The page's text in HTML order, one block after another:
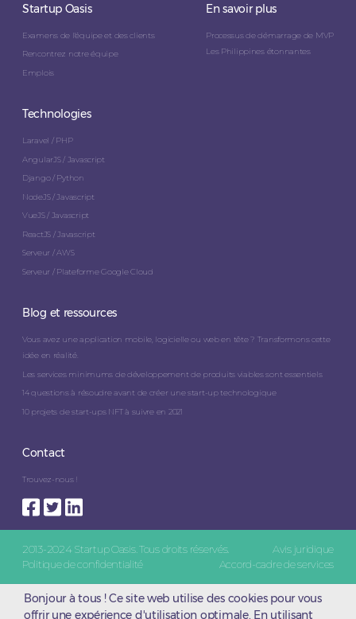
Startup Oasis
Examens de l'équipe et des clients
Rencontrez notre équipe
Emplois
En savoir plus
Processus de démarrage de MVP
Les Philippines étonnantes
Technologies
Laravel / PHP
AngularJS / Javascript
Django / Python
NodeJS / Javascript
VueJS / Javascript
ReactJS / Javascript
Serveur / AWS
Serveur / Plateforme Google Cloud
Blog et ressources
Vous avez une application mobile, logicielle ou web en tête ? Transformons cette
idée en réalité.
Les services minimums de développement de produits viables sont essentiels
14 questions à résoudre avant de créer une start-up technologique
10 projets de start-ups NFT à suivre en 2021
Contact
Trouvez-nous !
2013-2024 Startup Oasis. Tous droits réservés.
Avis juridique
Politique de confidentialité
Accord-cadre de services
Bonjour à tous ! Ce site web utilise des cookies pour vous
offrir une expérience d'utilisation optimale. En utilisant